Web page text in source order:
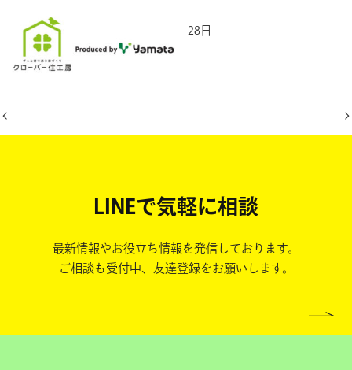
2026年5月28日
LINEで気軽に相談
最新情報やお役立ち情報を発信しております。
ご相談も受付中、友達登録をお願いします。